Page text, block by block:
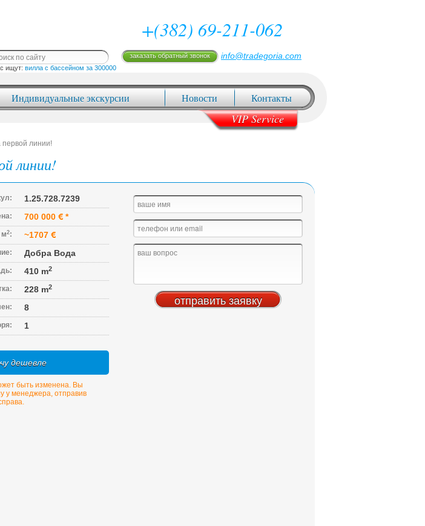
+(382) 69-211-062
ищут: вилла с бассейном за 300000
заказать обратный звонок info@tradegoria.com
Индивидуальные экскурсии Новости Контакты
VIP Service
линии!
линии!
1.25.728.7239
700 000 *
м2: ~1707
Добра Вода
410 m2
228 m2
8
1
дешевле
быть изменена. Вы
у менеджера, отправив